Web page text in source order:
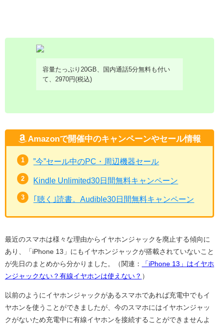
容量たっぷり20GB、国内通話5分無料も付い
て、2970円(税込)
Amazonで開催中のキャンペーンやセール情報
”今”セール中のPC・周辺機器セール
Kindle Unlimited30日間無料キャンペーン
｢聴く｣読書。Audible30日間無料キャンペーン
最近のスマホは様々な理由からイヤホンジャックを廃止する傾向に
あり、「iPhone 13」にもイヤホンジャックが搭載されていないこと
が先日のまとめから分かりました。（関連：
「iPhone 13」はイヤホ
ンジャックない？有線イヤホンは使えない？ ）
以前のようにイヤホンジャックがあるスマホであれば充電中でもイ
ヤホンを使うことができましたが、今のスマホにはイヤホンジャッ
クがないため充電中に有線イヤホンを接続することができませんよ